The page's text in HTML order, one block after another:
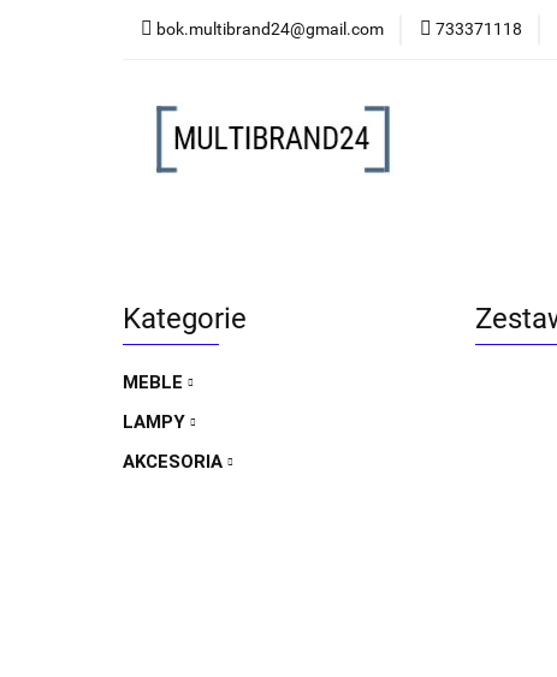
bok.multibrand24@gmail.com 733371118
MEBLE LAMPY
Kategorie
MEBLE
LAMPY
AKCESORIA